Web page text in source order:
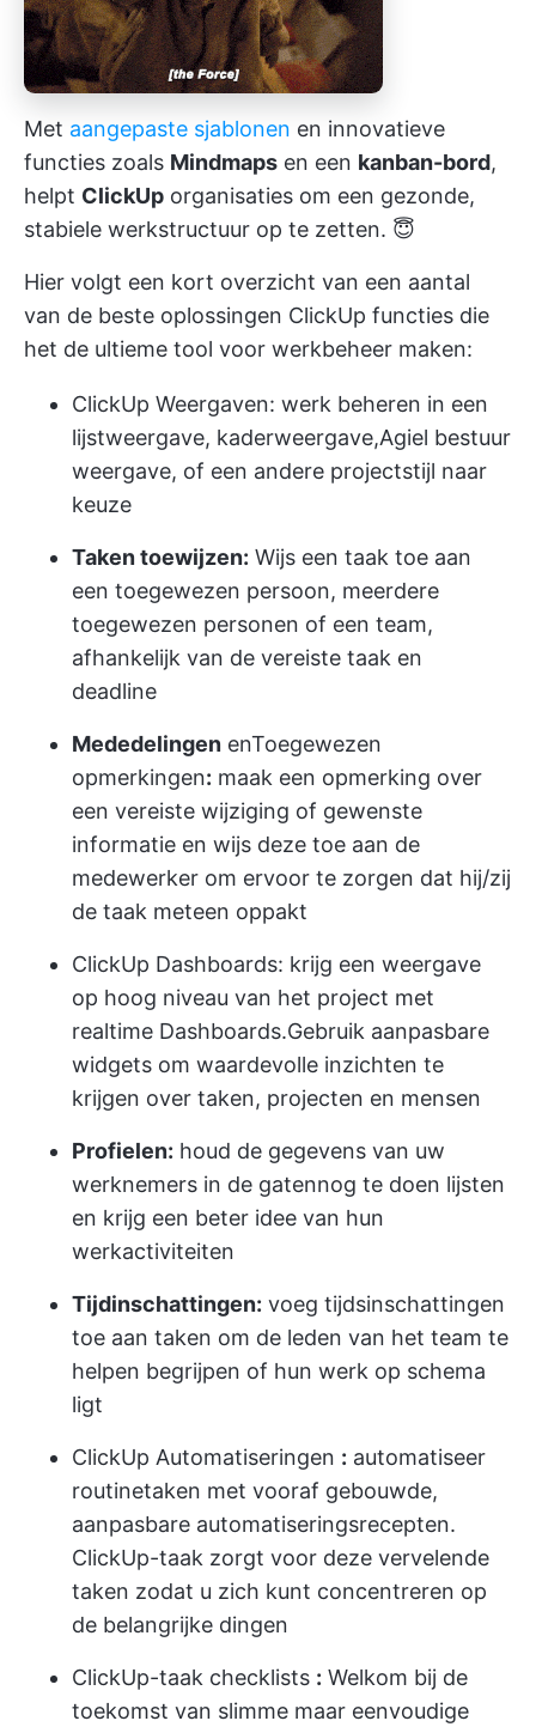
Met aangepaste sjablonen en innovatieve
functies zoals Mindmaps en een kanban-bord,
helpt ClickUp organisaties om een gezonde,
stabiele werkstructuur op te zetten. 😇
Hier volgt een kort overzicht van een aantal
van de beste oplossingen ClickUp functies die
het de ultieme tool voor werkbeheer maken:
ClickUp Weergaven: werk beheren in een
lijstweergave, kaderweergave,Agiel bestuur
weergave, of een andere projectstijl naar
keuze
Taken toewijzen: Wijs een taak toe aan
een toegewezen persoon, meerdere
toegewezen personen of een team,
afhankelijk van de vereiste taak en
deadline
Mededelingen enToegewezen
opmerkingen: maak een opmerking over
een vereiste wijziging of gewenste
informatie en wijs deze toe aan de
medewerker om ervoor te zorgen dat hij/zij
de taak meteen oppakt
ClickUp Dashboards: krijg een weergave
op hoog niveau van het project met
realtime Dashboards.Gebruik aanpasbare
widgets om waardevolle inzichten te
krijgen over taken, projecten en mensen
Profielen: houd de gegevens van uw
werknemers in de gatennog te doen lijsten
en krijg een beter idee van hun
werkactiviteiten
Tijdinschattingen: voeg tijdsinschattingen
toe aan taken om de leden van het team te
helpen begrijpen of hun werk op schema
ligt
ClickUp Automatiseringen : automatiseer
routinetaken met vooraf gebouwde,
aanpasbare automatiseringsrecepten.
ClickUp-taak zorgt voor deze vervelende
taken zodat u zich kunt concentreren op
de belangrijke dingen
ClickUp-taak checklists : Welkom bij de
toekomst van slimme maar eenvoudige